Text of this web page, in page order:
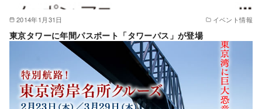
2014年1月31日 イベント情報
東京タワーに年間パスポート「タワーパス」が登場